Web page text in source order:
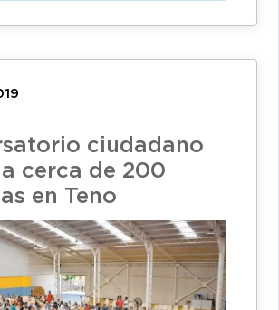
ciudadano
cerca de 200
en Teno